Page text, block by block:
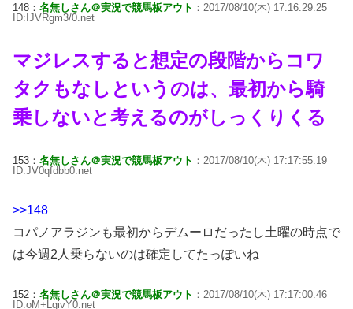
148： 名無しさん＠実況で競馬板アウト ：2017/08/10(木) 17:16:29.25
ID:IJVRgm3/0.net
マジレスすると想定の段階からコワ
タクもなしというのは、最初から騎
乗しないと考えるのがしっくりくる
153： 名無しさん＠実況で競馬板アウト ：2017/08/10(木) 17:17:55.19
ID:JV0qfdbb0.net
>>148
コパノアラジンも最初からデムーロだったし土曜の時点で
は今週2人乗らないのは確定してたっぽいね
152： 名無しさん＠実況で競馬板アウト ：2017/08/10(木) 17:17:00.46
ID:oM+LgivY0.net